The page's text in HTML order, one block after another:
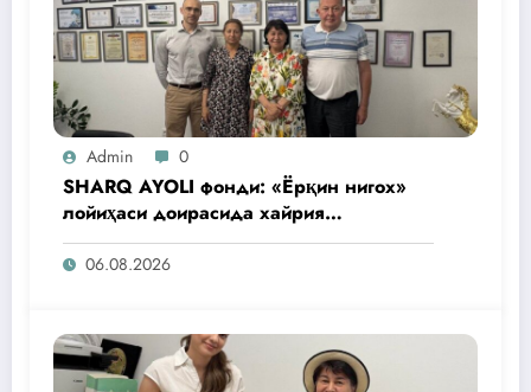
Admin 0
SHARQ AYOLI фонди: «Ёрқин нигох»
лойиҳаси доирасида хайрия
операциялари ўтказилади
06.08.2026